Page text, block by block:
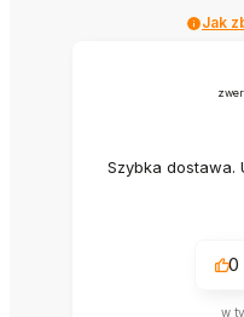
Jak
Szybka dostawa.
0
w